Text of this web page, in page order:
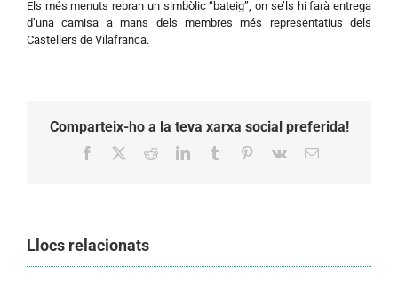
Els més menuts rebran un simbòlic “bateig”, on se’ls hi farà entrega
d’una camisa a mans dels membres més representatius dels
Castellers de Vilafranca.
Comparteix-ho a la teva xarxa social preferida!
Facebook RedditLinkedInTumblr Pinterest
Vk Email:
Llocs relacionats